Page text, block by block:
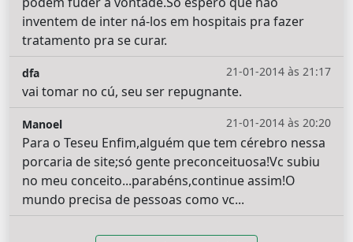
inventem de inter ná-los em hospitais pra fazer
tratamento pra se curar.
21-01-2014 às 21:17
dfa
vai tomar no cú, seu ser repugnante.
21-01-2014 às 20:20
Manoel
Para o Teseu Enfim,alguém que tem cérebro nessa
porcaria de site;só gente preconceituosa!Vc subiu
no meu conceito...parabéns,continue assim!O
mundo precisa de pessoas como vc...